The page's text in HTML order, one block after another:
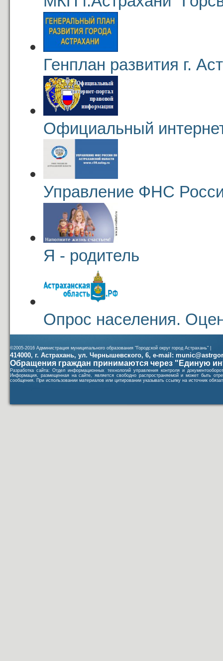
Генплан развития г.
Официальный
Управление ФНС
Я - родитель
Опрос населения.
©2005-2016 Администрация муниципального образования "Городской округ город Астрахань" |
414000, г. Астрахань, ул. Чернышевского, 6, e-mail:
Обращения граждан принимаются через "Единую
Разработка сайта: Отдел информационных технологий управления контроля и
Информация, размещенная на сайте, является свободно распространяемой и может быть
сообщения. При использовании материалов или цитировании указывать ссылку на источник